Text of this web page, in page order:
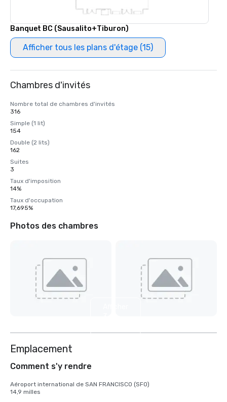
Banquet BC (Sausalito+Tiburon)
Afficher tous les plans d'étage (15)
Chambres d'invités
Nombre total de chambres d'invités
316
Simple (1 lit)
154
Double (2 lits)
162
Suites
3
Taux d'imposition
14%
Taux d'occupation
17,695%
Photos des chambres
Emplacement
Comment s'y rendre
Aéroport international de SAN FRANCISCO (SFO)
14,9 milles